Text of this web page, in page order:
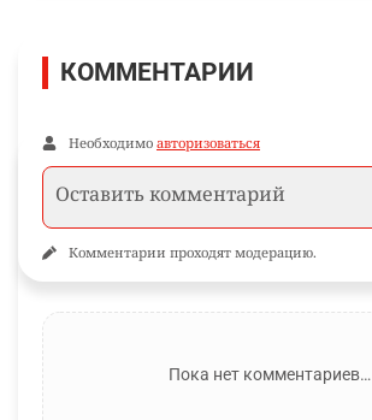
КОММЕНТАРИИ
Необходимо авторизоваться
Комментарии проходят модерацию.
Пока нет комментариев…